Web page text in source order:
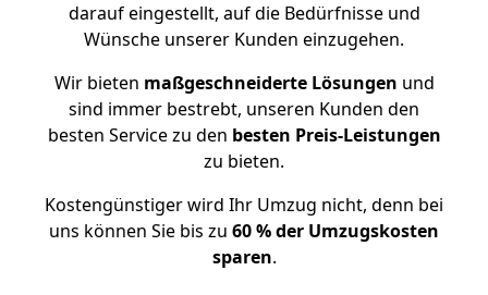
darauf eingestellt, auf die Bedürfnisse und
Wünsche unserer Kunden einzugehen.
Wir bieten maßgeschneiderte Lösungen und
sind immer bestrebt, unseren Kunden den
besten Service zu den besten Preis-Leistungen
zu bieten.
Kostengünstiger wird Ihr Umzug nicht, denn bei
uns können Sie bis zu 60 % der Umzugskosten
sparen.